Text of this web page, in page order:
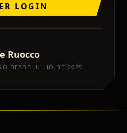
LOGIN
Ruocco
DESDE JULHO DE 2025